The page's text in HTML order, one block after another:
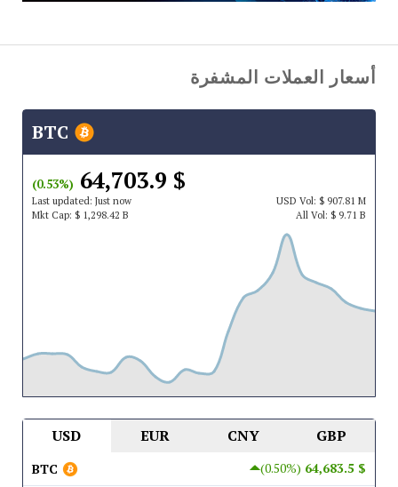
أسعار العملات المشفرة
$ 64,703.9
(0.53%)
Last updated: Just now USDVol: $ 907.81 M
Mkt Cap: $ 1,298.42 B All Vol: $ 9.71 B
USD EUR CNY GBP
$ 64,683.5
(0.50%)
BTC